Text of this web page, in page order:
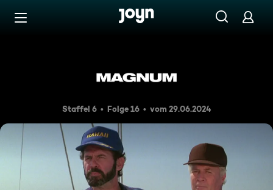
Zum Inhalt springen
Staffel 6 Folge 16 vom 29.06.2024